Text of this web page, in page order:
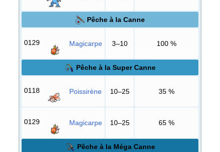
Pêche à la Canne
0129 Magicarpe 3–10 100 %
Pêche à la Super Canne
0118 Poissirène 10–25 35 %
0129 Magicarpe 10–25 65 %
Pêche à la Méga Canne